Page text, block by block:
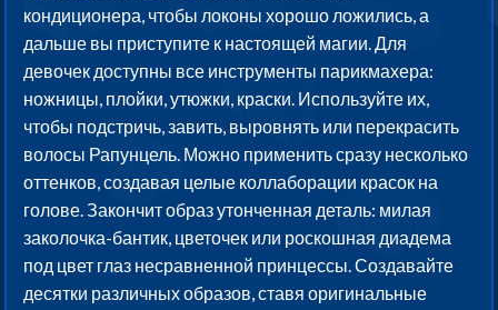
кондиционера, чтобы локоны хорошо ложились, а
дальше вы приступите к настоящей магии. Для
девочек доступны все инструменты парикмахера:
ножницы, плойки, утюжки, краски. Используйте их,
чтобы подстричь, завить, выровнять или перекрасить
волосы Рапунцель. Можно применить сразу несколько
оттенков, создавая целые коллаборации красок на
голове. Закончит образ утонченная деталь: милая
заколочка-бантик, цветочек или роскошная диадема
под цвет глаз несравненной принцессы. Создавайте
десятки различных образов, ставя оригинальные